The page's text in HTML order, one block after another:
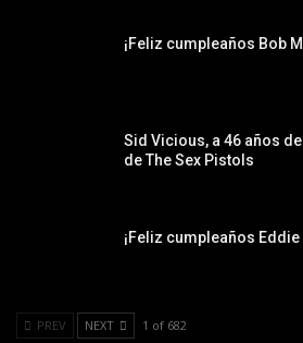
¡Feliz cumpleaños Bob
Sid Vicious, a 46 años
de The Sex Pistols
¡Feliz cumpleaños Eddie
PREV NEXT 1 of 682